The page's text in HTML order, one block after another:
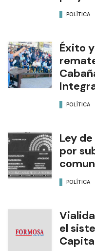
POLÍTICA
Éxito
POLÍTICA
Ley
por
POLÍTICA
el